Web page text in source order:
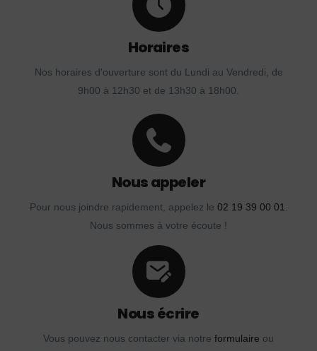
Horaires
Nos horaires d'ouverture sont du Lundi au Vendredi, de
9h00 à 12h30 et de 13h30 à 18h00.
Nous appeler
Pour nous joindre rapidement, appelez le 02 19 39 00 01
Nous sommes à votre écoute !
Nous écrire
Vous pouvez nous contacter via notre formulaire ou